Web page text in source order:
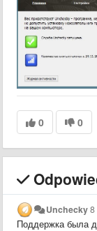
0 0
Unchecky8
Поддержка была